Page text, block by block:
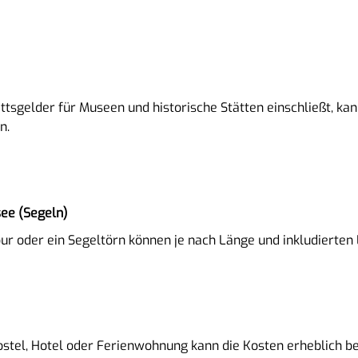
für Museen und historische Stätten einschließt,
(Segeln)
oder ein Segeltörn können je nach Länge und
Hotel oder Ferienwohnung kann die Kosten erheblich